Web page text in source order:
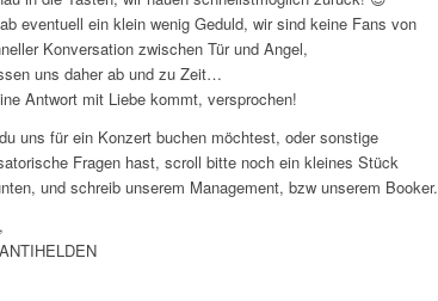
eventuell ein klein wenig Geduld, wir sind keine Fans von
Konversation zwischen Tür und Angel,
uns daher ab und zu Zeit…
Antwort mit Liebe kommt, versprochen!
uns für ein Konzert buchen möchtest, oder sonstige
Fragen hast, scroll bitte noch ein kleines Stück
und schreib unserem Management, bzw unserem Booker.